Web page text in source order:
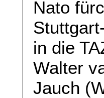
Nato
in die
Walter
Jauch